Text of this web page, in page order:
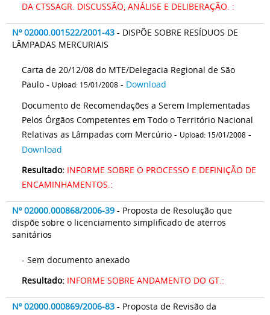
DA CTSSAGR. DISCUSSÃO, ANÁLISE E DELIBERAÇÃO. :
Nº 02000.001522/2001-43 - DISPÕE SOBRE RESÍDUOS DE
LÂMPADAS MERCURIAIS
Carta de 20/12/08 do MTE/Delegacia Regional de São
Paulo - Upload: 15/01/2008 - Download
Documento de Recomendações a Serem Implementadas
Pelos Órgãos Competentes em Todo o Território Nacional
Relativas as Lâmpadas com Mercúrio - Upload: 15/01/2008 -
Download
Resultado: INFORME SOBRE O PROCESSO E DEFINIÇÃO DE
ENCAMINHAMENTOS.:
Nº 02000.000868/2006-39 - Proposta de Resolução que
dispõe sobre o licenciamento simplificado de aterros
sanitários
- Sem documento anexado
Resultado: INFORME SOBRE ANDAMENTO DO GT.:
Nº 02000.000869/2006-83 - Proposta de Revisão da